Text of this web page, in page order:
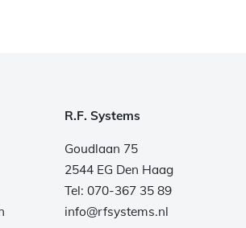
R.F. Systems
Goudlaan 75
2544 EG Den Haag
Tel: 070-367 35 89
info@rfsystems.nl